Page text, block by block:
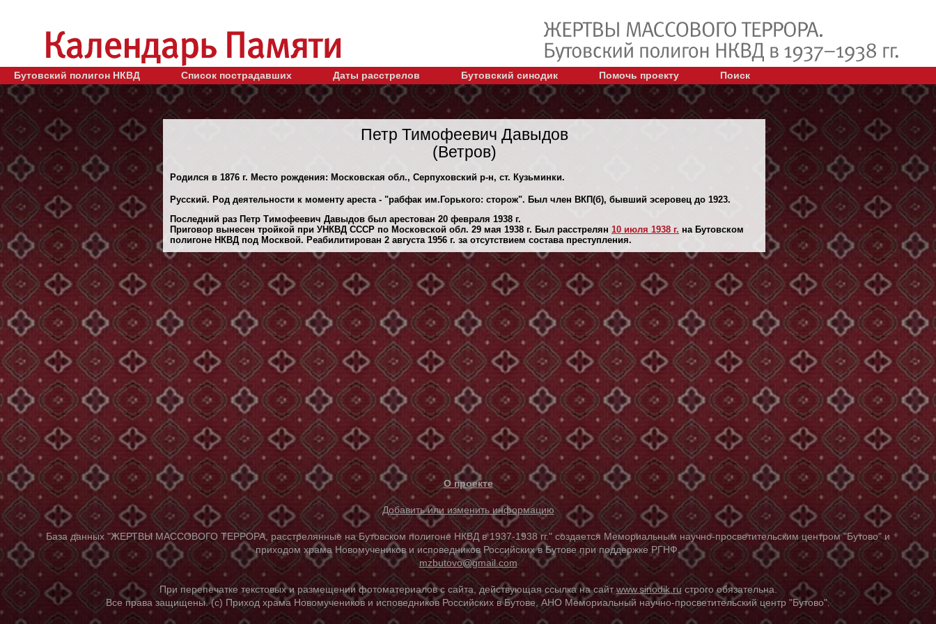
Бутовский полигон НКВД Список пострадавших Даты расстрелов Бутовский синодик Помочь проекту Поиск
Петр Тимофеевич Давыдов
(Ветров)
Родился в 1876 г. Место рождения: Московская обл., Серпуховский р-н, ст. Кузьминки.
Русский. Род деятельности к моменту ареста - "рабфак им.Горького: сторож". Был член ВКП(б), бывший эсеровец до 1923.
Последний раз Петр Тимофеевич Давыдов был арестован 20 февраля 1938 г.
Приговор вынесен тройкой при УНКВД СССР по Московской обл. 29 мая 1938 г. Был расстрелян 10 июля 1938 г. на Бутовском
полигоне НКВД под Москвой. Реабилитирован 2 августа 1956 г. за отсутствием состава преступления.
О проекте
Добавить или изменить информацию
База данных "ЖЕРТВЫ МАССОВОГО ТЕРРОРА, расстрелянные на Бутовском полигоне НКВД в 1937-1938 гг." создается Мемориальным научно-просветительским центром "Бутово" и
приходом храма Новомучеников и исповедников Российских в Бутове при поддержке РГНФ.
mzbutovo@gmail.com
При перепечатке текстовых и размещении фотоматериалов с сайта, действующая ссылка на сайтwww.sinodik.ru строго обязательна.
Все права защищены. (с) Приход храма Новомучеников и исповедников Российских в Бутове, АНО Мемориальный научно-просветительский центр "Бутово".